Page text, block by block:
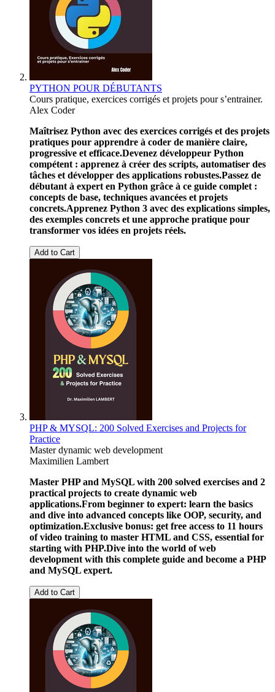
PYTHON POUR DÉBUTANTS
Cours pratique, exercices corrigés et projets pour s’entrainer.
Alex Coder
Maîtrisez Python avec des exercices corrigés et des projets
pratiques pour apprendre à coder de manière claire,
progressive et efficace.Devenez développeur Python
compétent : apprenez à créer des scripts, automatiser des
tâches et développer des applications robustes.Passez de
débutant à expert en Python grâce à ce guide complet :
concepts de base, techniques avancées et projets
concrets.Apprenez Python 3 avec des explications simples,
des exemples concrets et une approche pratique pour
transformer vos idées en projets réels.
Add to Cart
PHP & MYSQL: 200 Solved Exercises and Projects for
Practice
Master dynamic web development
Maximilien Lambert
Master PHP and MySQL with 200 solved exercises and 2
practical projects to create dynamic web
applications.From beginner to expert: learn the basics
and dive into advanced concepts like OOP, security, and
optimization.Exclusive bonus: get free access to 11 hours
of video training to master HTML and CSS, essential for
starting with PHP.Dive into the world of web
development with this complete guide and become a PHP
and MySQL expert.
Add to Cart